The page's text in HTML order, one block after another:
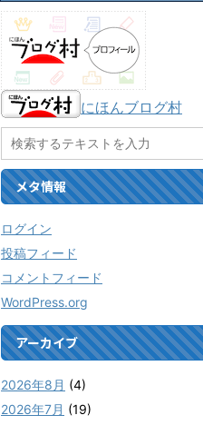
にほんブログ村
メタ情報
ログイン
投稿フィード
コメントフィード
WordPress.org
アーカイブ
2026年8月 (4)
2026年7月 (19)